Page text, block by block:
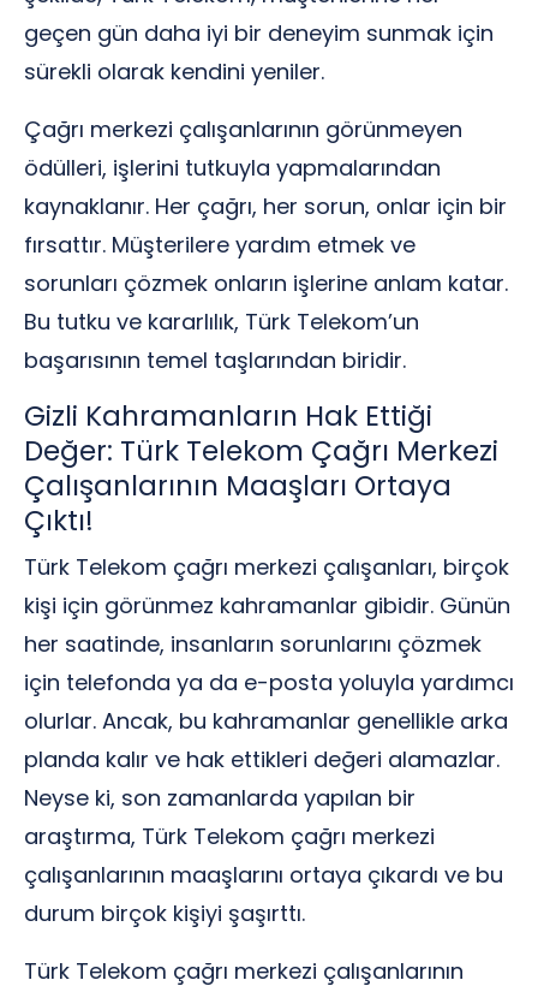
geçen gün daha iyi bir deneyim sunmak için
sürekli olarak kendini yeniler.
Çağrı merkezi çalışanlarının görünmeyen
ödülleri, işlerini tutkuyla yapmalarından
kaynaklanır. Her çağrı, her sorun, onlar için bir
fırsattır. Müşterilere yardım etmek ve
sorunları çözmek onların işlerine anlam katar.
Bu tutku ve kararlılık, Türk Telekom’un
başarısının temel taşlarından biridir.
Gizli Kahramanların Hak Ettiği
Değer: Türk Telekom Çağrı Merkezi
Çalışanlarının Maaşları Ortaya
Çıktı!
Türk Telekom çağrı merkezi çalışanları, birçok
kişi için görünmez kahramanlar gibidir. Günün
her saatinde, insanların sorunlarını çözmek
için telefonda ya da e-posta yoluyla yardımcı
olurlar. Ancak, bu kahramanlar genellikle arka
planda kalır ve hak ettikleri değeri alamazlar.
Neyse ki, son zamanlarda yapılan bir
araştırma, Türk Telekom çağrı merkezi
çalışanlarının maaşlarını ortaya çıkardı ve bu
durum birçok kişiyi şaşırttı.
Türk Telekom çağrı merkezi çalışanlarının